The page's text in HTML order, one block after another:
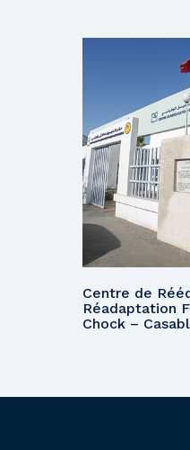
Centre de
Réadaptation
Chock –